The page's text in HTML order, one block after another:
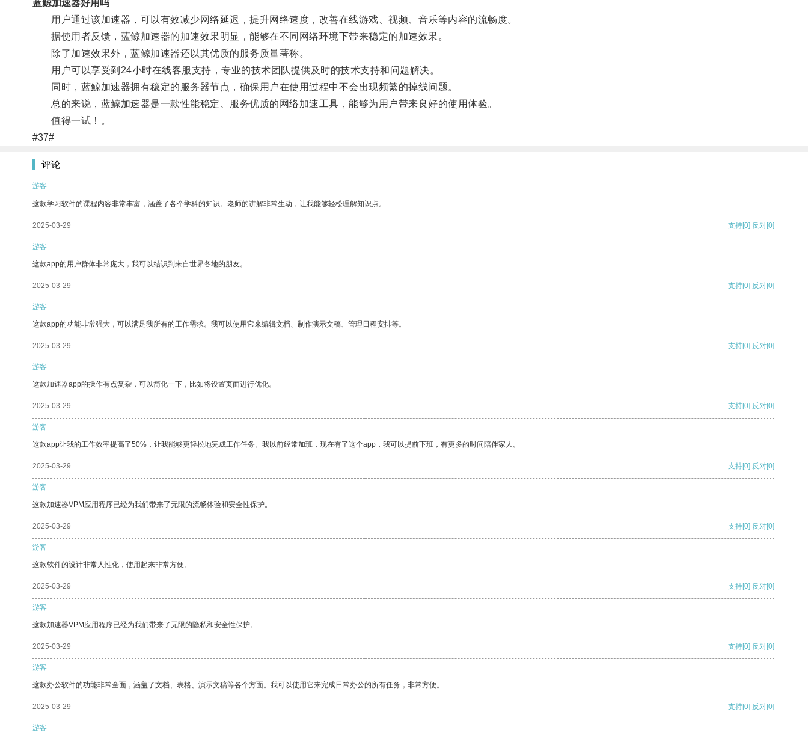
蓝鲸加速器好用吗
用户通过该加速器，可以有效减少网络延迟，提升网络速度，改善在线游戏、视频、音乐等内容的流畅度。
据使用者反馈，蓝鲸加速器的加速效果明显，能够在不同网络环境下带来稳定的加速效果。
除了加速效果外，蓝鲸加速器还以其优质的服务质量著称。
用户可以享受到24小时在线客服支持，专业的技术团队提供及时的技术支持和问题解决。
同时，蓝鲸加速器拥有稳定的服务器节点，确保用户在使用过程中不会出现频繁的掉线问题。
总的来说，蓝鲸加速器是一款性能稳定、服务优质的网络加速工具，能够为用户带来良好的使用体验。
值得一试！。
#37#
评论
游客
这款学习软件的课程内容非常丰富，涵盖了各个学科的知识。老师的讲解非常生动，让我能够轻松理解知识点。
2025-03-29 支持[0] 反对[0]
游客
这款app的用户群体非常庞大，我可以结识到来自世界各地的朋友。
2025-03-29 支持[0] 反对[0]
游客
这款app的功能非常强大，可以满足我所有的工作需求。我可以使用它来编辑文档、制作演示文稿、管理日程安排等。
2025-03-29 支持[0] 反对[0]
游客
这款加速器app的操作有点复杂，可以简化一下，比如将设置页面进行优化。
2025-03-29 支持[0] 反对[0]
游客
这款app让我的工作效率提高了50%，让我能够更轻松地完成工作任务。我以前经常加班，现在有了这个app，我可以提前下班，有更多的时间陪伴家人。
2025-03-29 支持[0] 反对[0]
游客
这款加速器VPM应用程序已经为我们带来了无限的流畅体验和安全性保护。
2025-03-29 支持[0] 反对[0]
游客
这款软件的设计非常人性化，使用起来非常方便。
2025-03-29 支持[0] 反对[0]
游客
这款加速器VPM应用程序已经为我们带来了无限的隐私和安全性保护。
2025-03-29 支持[0] 反对[0]
游客
这款办公软件的功能非常全面，涵盖了文档、表格、演示文稿等各个方面。我可以使用它来完成日常办公的所有任务，非常方便。
2025-03-29 支持[0] 反对[0]
游客